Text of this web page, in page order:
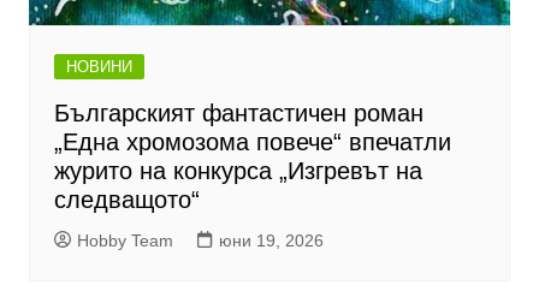
НОВИНИ
Българският фантастичен роман
„Една хромозома повече“ впечатли
журито на конкурса „Изгревът на
следващото“
Hobby Team юни 19, 2026